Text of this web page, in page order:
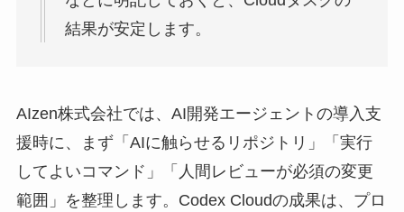
結果が安定します。
AIzen株式会社では、AI開発エージェントの導入支
援時に、まず「AIに触らせるリポジトリ」「実行
してよいコマンド」「人間レビューが必須の変更
範囲」を整理します。Codex Cloudの成果は、プロ